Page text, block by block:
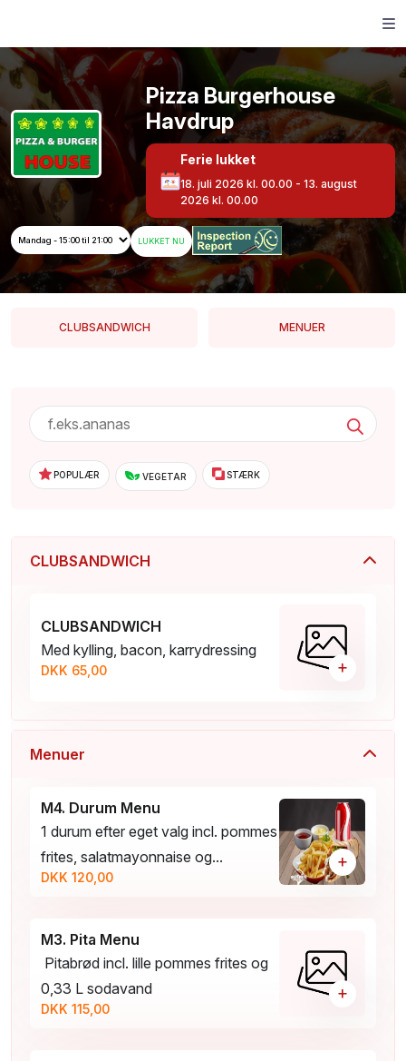
Pizza Burgerhouse
Havdrup
Ferie lukket
18. juli 2026 kl. 00.00 - 13. august
2026 kl. 00.00
LUKKET NU
CLUBSANDWICH MENUER
POPULÆR VEGETAR STÆRK
CLUBSANDWICH
CLUBSANDWICH
Med kylling, bacon, karrydressing
DKK 65,00 +
Menuer
M4. Durum Menu
1 durum efter eget valg incl. pommes
frites, salatmayonnaise og...
DKK 120,00
+
M3. Pita Menu
Pitabrød incl. lille pommes frites og
0,33 L sodavand
DKK 115,00
+